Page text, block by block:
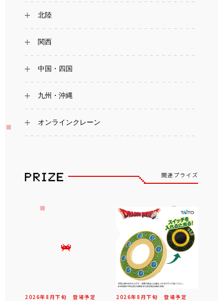
北陸
関西
中国・四国
九州・沖縄
オンラインクレーン
関連プライズ
2026年8 月下旬 登場予定 2026年8 月下旬 登場予定